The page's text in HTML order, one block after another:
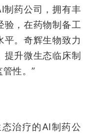
制药公司，拥有丰
验，在药物制备工
。奇辉生物致力
提升微生态临床制
性。”
治疗的AI制药公